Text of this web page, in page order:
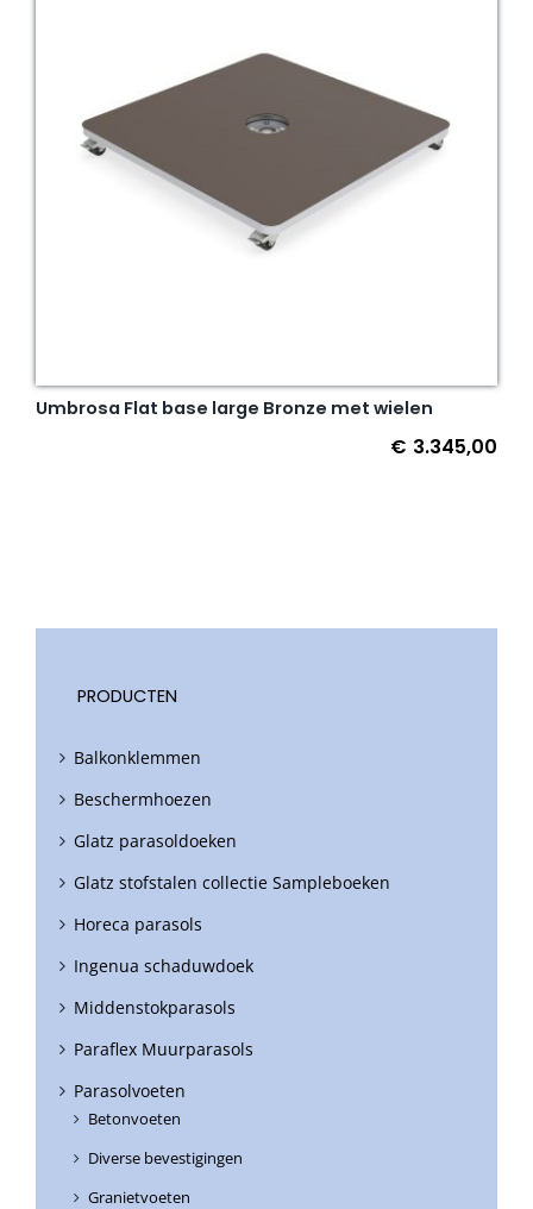
Umbrosa Flat base large Bronze met wielen
€ 3.345,00
PRODUCTEN
Balkonklemmen
Beschermhoezen
Glatz parasoldoeken
Glatz stofstalen collectie Sampleboeken
Horeca parasols
Ingenua schaduwdoek
Middenstokparasols
Paraflex Muurparasols
Parasolvoeten
Betonvoeten
Diverse bevestigingen
Granietvoeten